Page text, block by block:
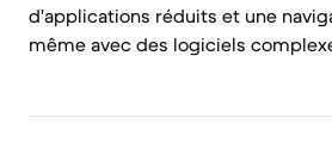
d'applications réduits et une
même avec des logiciels